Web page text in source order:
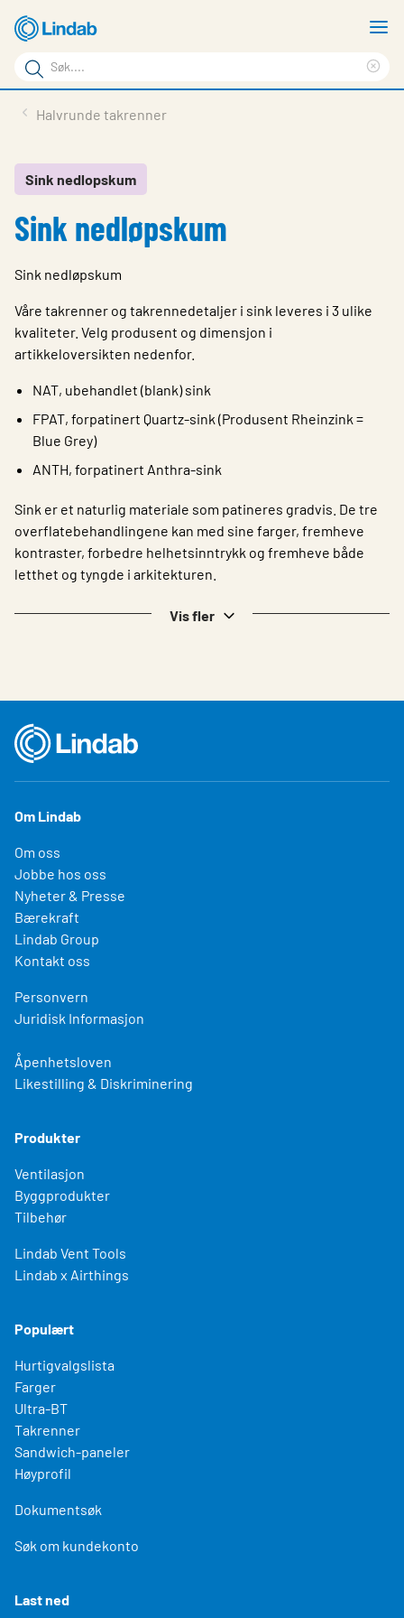
hovedinnhold
Søkeord
Søk
på
Last ned
Om Lindab
Logg inn
Halvrunde takrenner
Sink nedlopskum
Sink nedløpskum
Sink nedløpskum
Våre takrenner og takrennedetaljer i sink leveres i 3 ulike
kvaliteter. Velg produsent og dimensjon i
artikkeloversikten nedenfor.
NAT, ubehandlet (blank) sink
FPAT, forpatinert Quartz-sink (Produsent Rheinzink =
Blue Grey)
ANTH, forpatinert Anthra-sink
Sink er et naturlig materiale som patineres gradvis. De tre
overflatebehandlingene kan med sine farger, fremheve
kontraster, forbedre helhetsinntrykk og fremheve både
letthet og tyngde i arkitekturen.
Vis fler
Om Lindab
Om oss
Jobbe hos oss
Nyheter & Presse
Bærekraft
Lindab Group
Kontakt oss
Personvern
Juridisk Informasjon
Åpenhetsloven
Likestilling & Diskriminering
Produkter
Ventilasjon
Byggprodukter
Tilbehør
Lindab Vent Tools
Lindab x Airthings
Populært
Hurtigvalgslista
Farger
Ultra-BT
Takrenner
Sandwich-paneler
Høyprofil
Dokumentsøk
Søk om kundekonto
Last ned